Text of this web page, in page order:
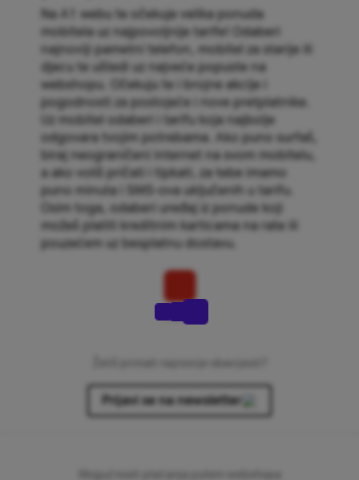
Na A1 webu te očekuje velika ponuda
mobitela uz najpovoljnije tarife! Odaberi
najnoviji pametni telefon, mobitel za starije ili
djecu te uštedi uz najveće popuste na
webshopu. Očekuju te i brojne akcije i
pogodnosti za postojeće i nove pretplatnike.
Uz mobitel odaberi i tarifu koja najbolje
odgovara tvojim potrebama. Ako puno surfaš,
biraj neograničeni internet na svom mobitelu,
a ako voliš pričati i tipkati, za tebe imamo
puno minuta i SMS-ova uključenih u tarifu.
Osim toga, odaberi uređaj iz ponude koji
možeš platiti kreditnim karticama na rate ili
pouzećem uz besplatnu dostavu.
Na vrh
Prijavi se na newsletter